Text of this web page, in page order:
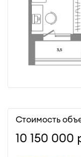
Стоимость
10 150 000